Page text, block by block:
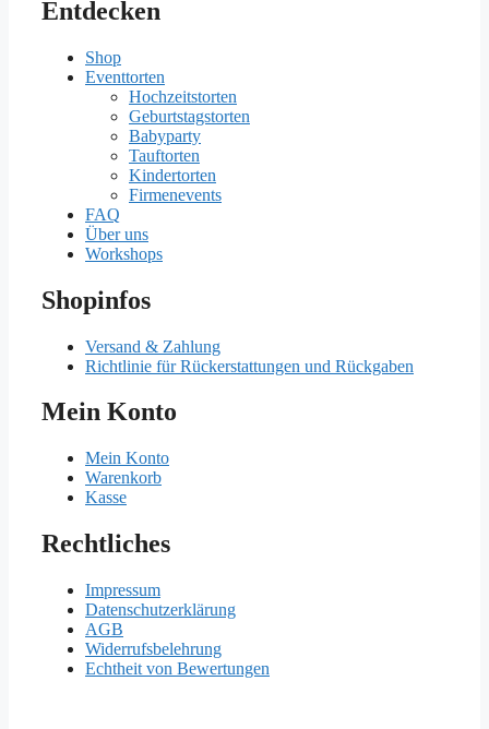
Entdecken
Shop
Eventtorten
Hochzeitstorten
Geburtstagstorten
Babyparty
Tauftorten
Kindertorten
Firmenevents
FAQ
Über uns
Workshops
Shopinfos
Versand & Zahlung
Richtlinie für Rückerstattungen und Rückgaben
Mein Konto
Mein Konto
Warenkorb
Kasse
Rechtliches
Impressum
Datenschutzerklärung
AGB
Widerrufsbelehrung
Echtheit von Bewertungen